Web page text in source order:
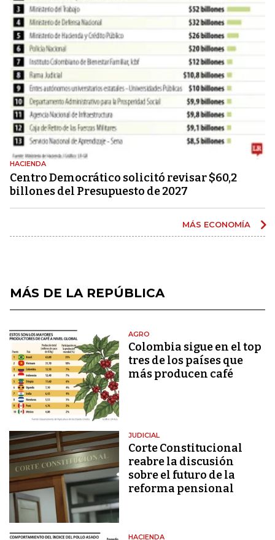
HACIENDA
Centro Democrático solicitó revisar $60,2
billones del Presupuesto de 2027
MÁS ECONOMÍA
MÁS DE LA REPÚBLICA
AGRO
Colombia sigue en el top
tres de los países que
más producen café
JUDICIAL
Corte Constitucional
reabre la discusión
sobre el futuro de la
reforma pensional
HACIENDA